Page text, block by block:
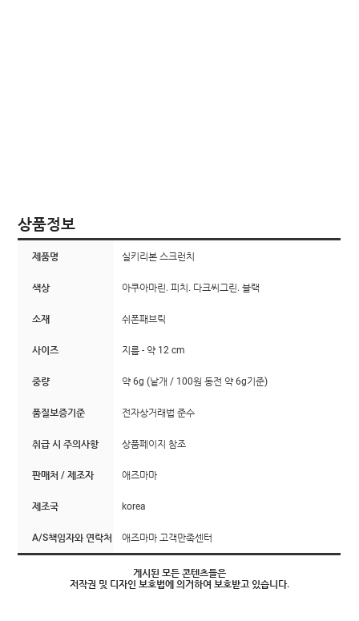
상품정보
제품명 실키리본 스크런치
색상 아쿠아마린. 피치. 다크씨그린. 블랙
소재 쉬폰패브릭
사이즈 지름 - 약 12 cm
중량 약 6g (낱개 / 100원 동전 약 6g기준)
품질보증기준 전자상거래법 준수
취급 시 주의사항 상품페이지 참조
판매처 / 제조자 애즈마마
제조국 korea
A/S책임자와 연락처 애즈마마 고객만족센터
게시된 모든 콘텐츠들은
저작권 및 디자인 보호법에 의거하여 보호받고 있습니다.